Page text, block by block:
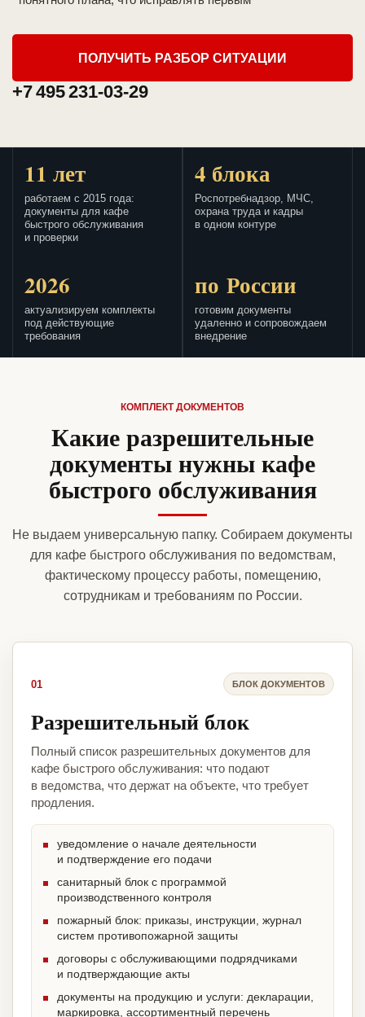
ПОЛУЧИТЬ РАЗБОР СИТУАЦИИ
+7 495 231-03-29
11 лет
работаем с 2015 года:
документы для кафе
быстрого обслуживания
и проверки
4 блока
Роспотребнадзор, МЧС,
охрана труда и кадры
в одном контуре
2026
актуализируем комплекты
под действующие
требования
по России
готовим документы
удаленно и сопровождаем
внедрение
КОМПЛЕКТ ДОКУМЕНТОВ
Какие разрешительные
документы нужны кафе
быстрого обслуживания
Не выдаем универсальную папку. Собираем документы
для кафе быстрого обслуживания по ведомствам,
фактическому процессу работы, помещению,
сотрудникам и требованиям по России.
01 БЛОК ДОКУМЕНТОВ
Разрешительный блок
Полный список разрешительных документов для
кафе быстрого обслуживания: что подают
в ведомства, что держат на объекте, что требует
продления.
уведомление о начале деятельности
и подтверждение его подачи
санитарный блок с программой
производственного контроля
пожарный блок: приказы, инструкции, журнал
систем противопожарной защиты
договоры с обслуживающими подрядчиками
и подтверждающие акты
документы на продукцию и услуги: декларации,
маркировка, ассортиментный перечень